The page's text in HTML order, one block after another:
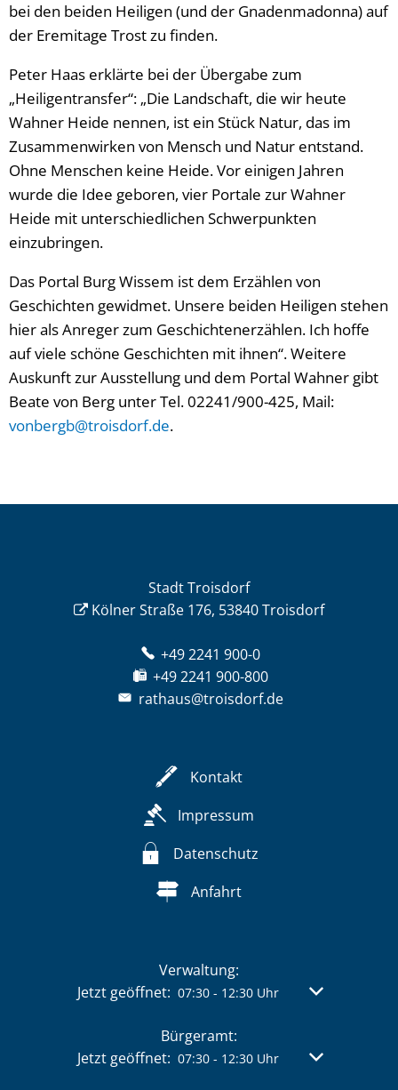
bei den beiden Heiligen (und der Gnadenmadonna) auf
der Eremitage Trost zu finden.
Peter Haas erklärte bei der Übergabe zum
„Heiligentransfer“: „Die Landschaft, die wir heute
Wahner Heide nennen, ist ein Stück Natur, das im
Zusammenwirken von Mensch und Natur entstand.
Ohne Menschen keine Heide. Vor einigen Jahren
wurde die Idee geboren, vier Portale zur Wahner
Heide mit unterschiedlichen Schwerpunkten
einzubringen.
Das Portal Burg Wissem ist dem Erzählen von
Geschichten gewidmet. Unsere beiden Heiligen stehen
hier als Anreger zum Geschichtenerzählen. Ich hoffe
auf viele schöne Geschichten mit ihnen“. Weitere
Auskunft zur Ausstellung und dem Portal Wahner gibt
Beate von Berg unter Tel. 02241/900-425, Mail:
vonbergb@troisdorf.de.
Stadt Troisdorf
Kölner Straße 176, 53840 Troisdorf
+49 2241 900-0
+49 2241 900-800
rathaus@troisdorf.de
Kontakt
Impressum
Datenschutz
Anfahrt
Verwaltung:
Klicken, um weitere Öffnungs- oder
Jetzt geöffnet: 07:30- 12:30Uhr Von 07:30
Bürgeramt:
Klicken, um weitere Öffnungs- oder
Jetzt geöffnet: 07:30- 12:30Uhr Von 07:30